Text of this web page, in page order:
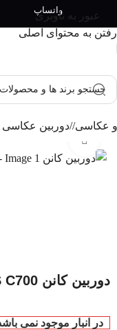
عبور به ناوبری
رفتن به محتوای اصلی
واتساپ
و عکاسی/ دوربین عکاسی
دوربین کانن Canon EOS C700
در انبار موجود نمی